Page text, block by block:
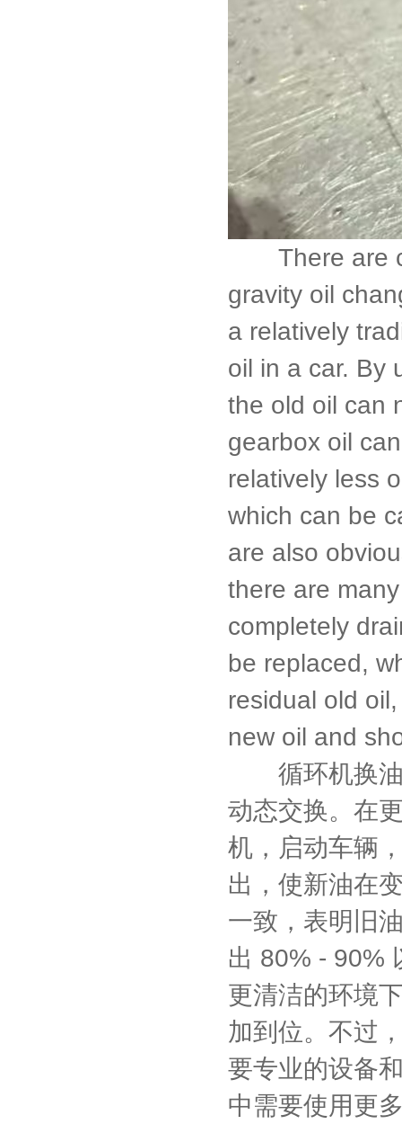
There are
gravity oil
a relatively
oil in a car. By
the old oil can
gearbox oil
relatively less
which can be
are also
there are
completely
be replaced,
residual old
new oil and
循环机换油
动态交换。在
机，启动车辆
出，使新油在
一致，表明旧
出 80% - 90%
更清洁的环境
加到位。不过
要专业的设备
中需要使用更